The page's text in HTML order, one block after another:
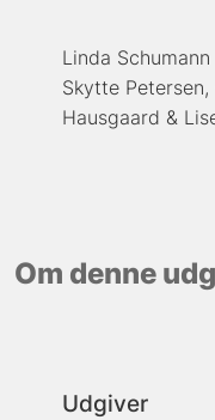
Linda Schumann
Skytte Petersen
Hausgaard
Om denne
Udgiver